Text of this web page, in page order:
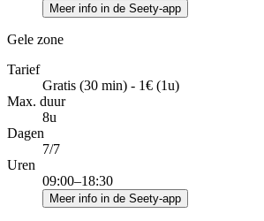
Meer info in de Seety-app
Gele zone
Tarief
Gratis (30 min) - 1€ (1u)
Max. duur
8u
Dagen
7/7
Uren
09:00–18:30
Meer info in de Seety-app